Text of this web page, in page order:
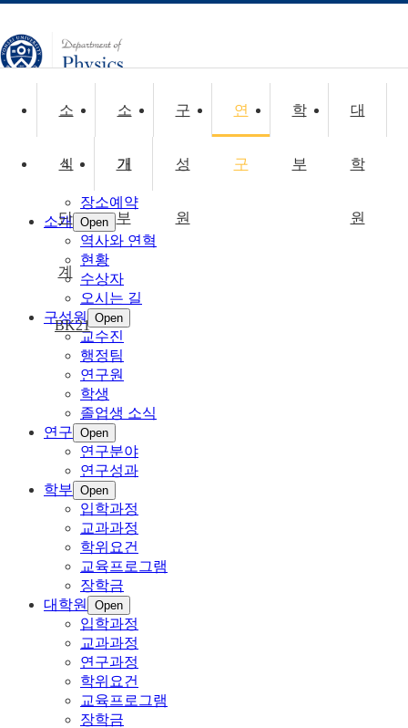
소
식
소
개
구
성
원
연
구
학
부
대
학
원
4
단
계
BK21
기
부
콜로퀴움
장소예약
소개 Open
역사와 연혁
현황
수상자
오시는 길
구성원 Open
교수진
행정팀
연구원
학생
졸업생 소식
연구 Open
연구분야
연구성과
학부 Open
입학과정
교과과정
학위요건
교육프로그램
장학금
대학원
Open
입학과정
교과과정
연구과정
학위요건
교육프로그램
장학금